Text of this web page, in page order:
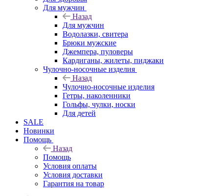
Для мужчин
Назад
Для мужчин
Водолазки, свитера
Брюки мужские
Джемпера, пуловеры
Кардиганы, жилеты, пиджаки
Чулочно-носочные изделия
Назад
Чулочно-носочные изделия
Гетры, наколенники
Гольфы, чулки, носки
Для детей
SALE
Новинки
Помощь
Назад
Помощь
Условия оплаты
Условия доставки
Гарантия на товар